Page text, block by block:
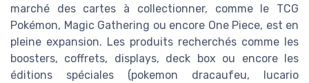
marché des cartes à collectionner, comme le TCG
Pokémon, Magic Gathering ou encore One Piece, est en
pleine expansion. Les produits recherchés comme les
boosters, coffrets, displays, deck box ou encore les
éditions spéciales (pokemon dracaufeu, lucario